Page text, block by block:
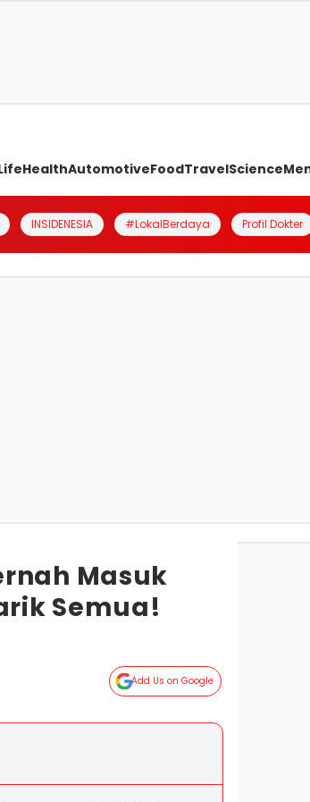
HealthAutomotiveFoodTravelScience
INSIDENESIA #LokalBerdaya Profil Dokter
Masuk
Semua!
Add Us on Google